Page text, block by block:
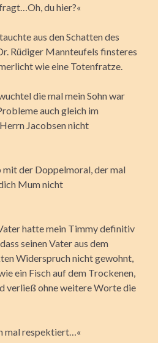
du hier?«
aus den Schatten des
Rüdiger Mannteufels finsteres
wie eine Totenfratze.
die mal mein Sohn war
auch gleich im
Jacobsen nicht
mit der Doppelmoral, der mal
Mum nicht
hatte mein Timmy definitiv
seinen Vater aus dem
Widerspruch nicht gewohnt,
ein Fisch auf dem Trockenen,
verließ ohne weitere Worte die
mal respektiert…«